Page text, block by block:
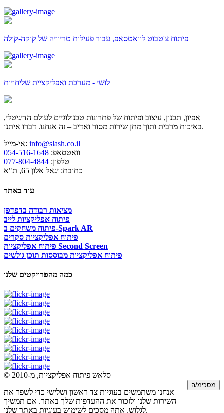
פיתוח צ'טבוט לוואטסאפ, עבור פעילות טריוויה של קוקה-קולה
לושי - מערכת ואפליקציית שליחויות
אפיון, תכנון, עיצוב ופיתוח של פתרונות טכנולוגיים לעולם הדיגיטלי,
באיכות מרבית ותוך מתן שירות מסור ואדיב – זה אנחנו. דברו איתנו.
אי-מייל: info@slash.co.il
וואטסאפ: 054-516-1648
טלפון: 077-804-4844
כתובת: יגאל אלון 65, ת"א
עוד באתר
מציאות רבודה בדפדפן
פיתוח אפליקציות לייב
פיתוח משחקים ב-Spark AR
פיתוח אפליקציות סקרים
פיתוח אפליקציות Second Screen
פיתוח אפליקציות מבוססות תוכן גולשים
כמה מהפרויקטים שלנו
© סלאש פיתוח אפליקציות, מ-2010
אנחנו משתמשים בעוגיות צד ראשון ושלישי כדי לשפר את
השירות שלנו ולזכור את ההעדפות שלך באתר. אם תמשיך
לגלוש, אתה מסכים לשימוש בעוגיות באתר שלנו.
מסכימ/ה